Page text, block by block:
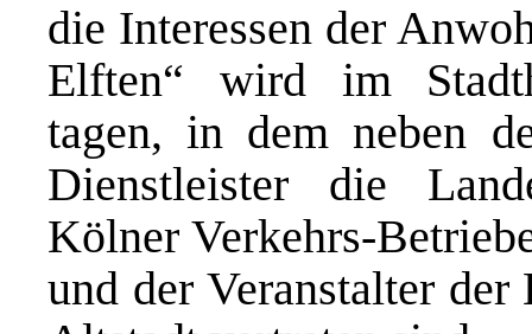
die Interessen der
Elften“ wird im
tagen, in dem neben
Dienstleister die
Kölner Verkehrs-
und der Veranstalter